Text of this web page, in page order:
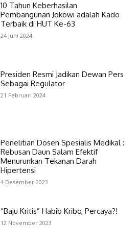
10 Tahun Keberhasilan
Pembangunan Jokowi adalah Kado
Terbaik di HUT Ke-63
24 Juni 2024
Presiden Resmi Jadikan Dewan Pers
Sebagai Regulator
21 Februari 2024
Penelitian Dosen Spesialis Medikal :
Rebusan Daun Salam Efektif
Menurunkan Tekanan Darah
Hipertensi
4 Desember 2023
“Baju Kritis” Habib Kribo, Percaya?!
12 November 2023